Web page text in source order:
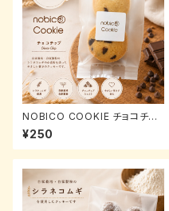
NOBICO COOKIE チョコチッ
プ｜自家製粉全粒粉クッキー 4
枚入り
¥250